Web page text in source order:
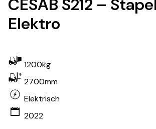
CESAB S212 –
Elektro
1200kg
2700mm
Elektrisch
2022